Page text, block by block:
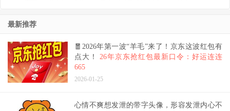
最新推荐
🧧2026年第一波“羊毛”来了！京东这波红包有
点大！ 26年京东抢红包最新口令：好运连连
665
2026-01-25
心情不爽想发泄的带字头像，形容发泄内心不